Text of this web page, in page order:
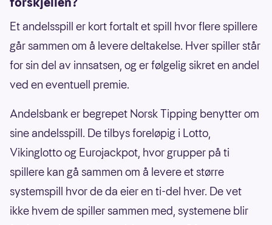
Et andelsspill er kort fortalt et spill hvor flere spillere
går sammen om å levere deltakelse. Hver spiller står
for sin del av innsatsen, og er følgelig sikret en andel
ved en eventuell premie.
Andelsbank er begrepet Norsk Tipping benytter om
sine andelsspill. De tilbys foreløpig i Lotto,
Vikinglotto og Eurojackpot, hvor grupper på ti
spillere kan gå sammen om å levere et større
systemspill hvor de da eier en ti-del hver. De vet
ikke hvem de spiller sammen med, systemene blir